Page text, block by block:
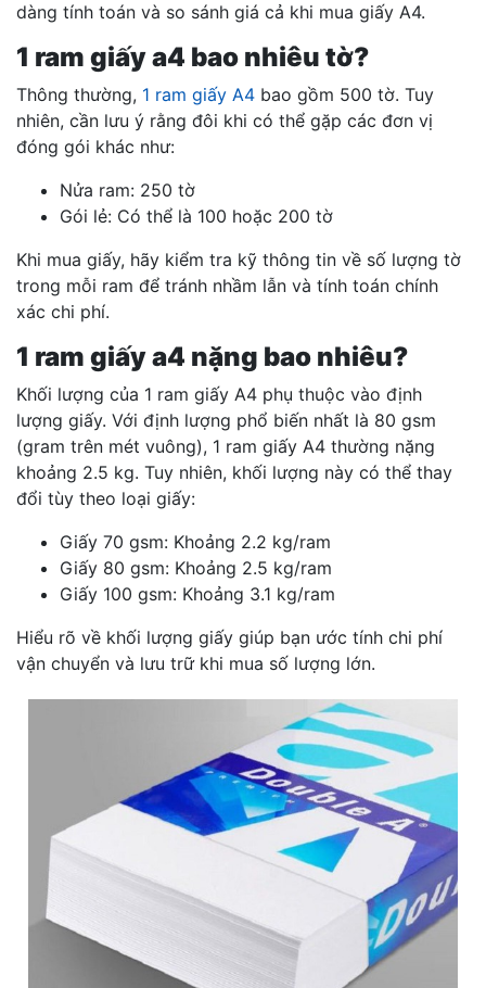
dàng tính toán và so sánh giá cả khi mua giấy A4.
1 ram giấy a4 bao nhiêu tờ?
Thông thường, 1 ram giấy A4 bao gồm 500 tờ. Tuy
nhiên, cần lưu ý rằng đôi khi có thể gặp các đơn vị
đóng gói khác như:
Nửa ram: 250 tờ
Gói lẻ: Có thể là 100 hoặc 200 tờ
Khi mua giấy, hãy kiểm tra kỹ thông tin về số lượng tờ
trong mỗi ram để tránh nhầm lẫn và tính toán chính
xác chi phí.
1 ram giấy a4 nặng bao nhiêu?
Khối lượng của 1 ram giấy A4 phụ thuộc vào định
lượng giấy. Với định lượng phổ biến nhất là 80 gsm
(gram trên mét vuông), 1 ram giấy A4 thường nặng
khoảng 2.5 kg. Tuy nhiên, khối lượng này có thể thay
đổi tùy theo loại giấy:
Giấy 70 gsm: Khoảng 2.2 kg/ram
Giấy 80 gsm: Khoảng 2.5 kg/ram
Giấy 100 gsm: Khoảng 3.1 kg/ram
Hiểu rõ về khối lượng giấy giúp bạn ước tính chi phí
vận chuyển và lưu trữ khi mua số lượng lớn.